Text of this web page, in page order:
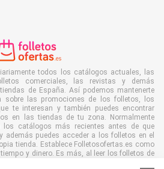
todos los catálogos actuales, las
comerciales, las revistas y demás
de España. Así podemos mantenerte
sobre las promociones de los folletos, los
te interesan y también puedes encontrar
en las tiendas de tu zona. Normalmente
los catálogos más recientes antes de que
además puedes acceder a los folletos en el
tienda. Establece Folletosofertas.es como
y dinero. Es más, al leer los folletos de